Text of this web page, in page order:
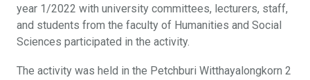
year 1/2022 with university committees, lecturers, staff,
and students from the faculty of Humanities and Social
Sciences participated in the activity.
The activity was held in the Petchburi Witthayalongkorn 2